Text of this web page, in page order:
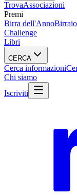
TrovaAssociazioni
Premi
Birra dell'Anno
Challenge
Libri
CERCA
Cerca informazioni
Chi siamo
Iscriviti